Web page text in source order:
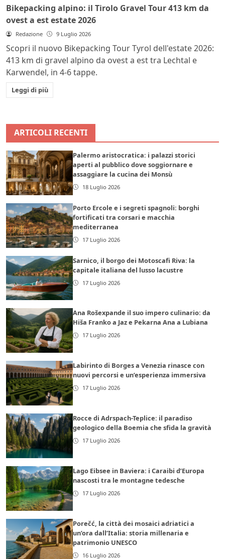
Bikepacking alpino: il Tirolo Gravel Tour 413 km da
ovest a est estate 2026
Redazione 9 Luglio 2026
Scopri il nuovo Bikepacking Tour Tyrol dell'estate 2026:
413 km di gravel alpino da ovest a est tra Lechtal e
Karwendel, in 4-6 tappe.
Leggi di più
ARTICOLI RECENTI
Palermo aristocratica: i palazzi storici
aperti al pubblico dove soggiornare e
assaggiare la cucina dei Monsù
18 Luglio 2026
Porto Ercole e i segreti spagnoli: borghi
fortificati tra corsari e macchia
mediterranea
17 Luglio 2026
Sarnico, il borgo dei Motoscafi Riva: la
capitale italiana del lusso lacustre
17 Luglio 2026
Ana Rošexpande il suo impero culinario: da
Hiša Franko a Jaz e Pekarna Ana a Lubiana
17 Luglio 2026
Labirinto di Borges a Venezia rinasce con
nuovi percorsi e un’esperienza immersiva
17 Luglio 2026
Rocce di Adrspach-Teplice: il paradiso
geologico della Boemia che sfida la gravità
17 Luglio 2026
Lago Eibsee in Baviera: i Caraibi d’Europa
nascosti tra le montagne tedesche
17 Luglio 2026
Porečć, la città dei mosaici adriatici a
un’ora dall’Italia: storia millenaria e
patrimonio UNESCO
16 Luglio 2026